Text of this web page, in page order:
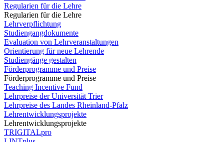
Regularien für die Lehre
Regularien für die Lehre
Lehrverpflichtung
Studiengangdokumente
Evaluation von Lehrveranstaltungen
Orientierung für neue Lehrende
Studiengänge gestalten
Förderprogramme und Preise
Förderprogramme und Preise
Teaching Incentive Fund
Lehrpreise der Universität Trier
Lehrpreise des Landes Rheinland-Pfalz
Lehrentwicklungsprojekte
Lehrentwicklungsprojekte
TRIGITALpro